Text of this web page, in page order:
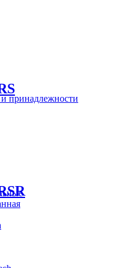
принадлежности